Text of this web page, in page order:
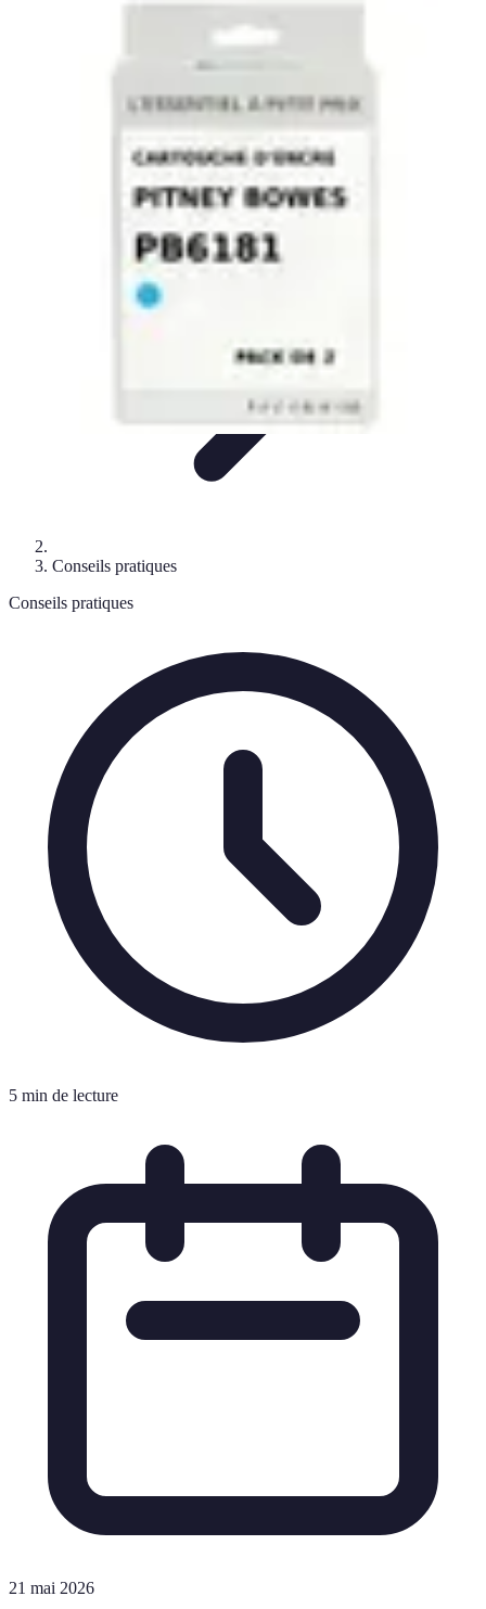
Choix et Comparaison
Toner Écologique
Conseils pratiques
Conseils pratiques
5 min de lecture
21 mai 2026